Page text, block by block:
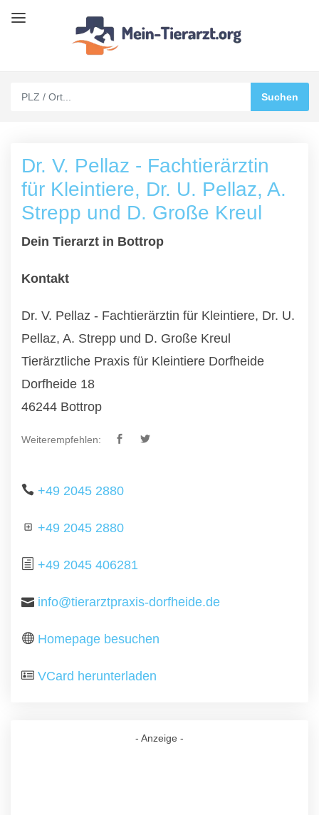
Dr. V. Pellaz - Fachtierärztin
für Kleintiere, Dr. U. Pellaz, A.
Strepp und D. Große Kreul
Dein Tierarzt in Bottrop
Kontakt
Dr. V. Pellaz - Fachtierärztin für Kleintiere, Dr. U.
Pellaz, A. Strepp und D. Große Kreul
Tierärztliche Praxis für Kleintiere Dorfheide
Dorfheide 18
46244 Bottrop
Weiterempfehlen:
+49 2045 2880
+49 2045 2880
+49 2045 406281
info@tierarztpraxis-dorfheide.de
Homepage besuchen
VCard herunterladen
- Anzeige -